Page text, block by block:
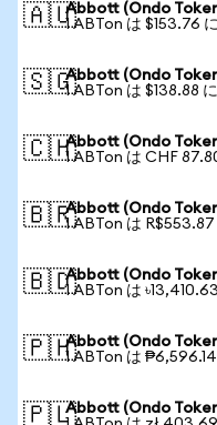
🇦🇺Abbott (Ondo
1 ABTon は $153.76
🇸🇬Abbott (Ondo
1 ABTon は $138.88
🇨🇭Abbott (Ondo
1 ABTon は CHF
🇧🇷Abbott (Ondo
1 ABTon は R$553.87
🇧🇩Abbott (Ondo
1 ABTon は
🇵🇭Abbott (Ondo
1 ABTon は
🇵🇱Abbott (Ondo